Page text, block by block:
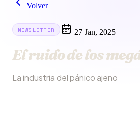
Volver
NEWSLETTER 27 Jan, 2025
El ruido de los
La industria del pánico ajeno